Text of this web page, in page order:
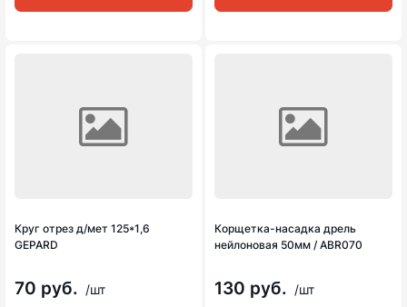
Круг отрез д/мет 125*1,6
GEPARD
70 руб. /шт
Корщетка-насадка дрель
нейлоновая 50мм / ABR070
130 руб. /шт